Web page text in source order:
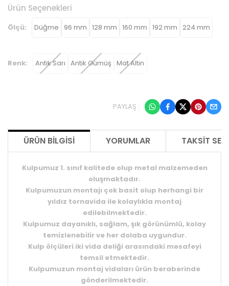
Ürün Seçenekleri
Ölçü: Düğme 96 mm 128 mm 160 mm 192 mm 224 mm
Renk: Antik Sarı Antik Gümüş Mat Altın
PAYLAŞ :
ÜRÜN BILGISI YORUMLAR TAKSIT
Kulpumuz 1. sınıf kalitede olup metal malzemeden
oluşmaktadır.
Kulpumuzun montajı çok basit olup herhangi bir
yıldız tornavida ile kolaylıkla montaj
edilebilmektedir.
Kulpumuz dayanıklı, sağlam, şık görünümlü, kolay
temizlenebilir ve her dolaba uygundur.
Kulp ölçüleri iki vida deliği arasındaki mesafeyi
temsil etmektedir.
Kulpumuzun montaj vidaları ürün beraberinde
gönderilmektedir.